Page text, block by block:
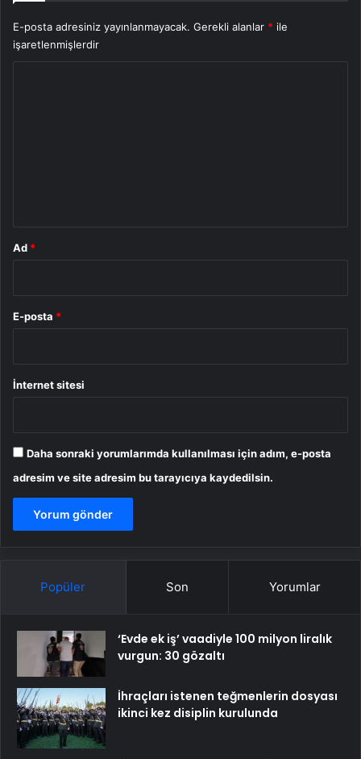
E-posta adresiniz yayınlanmayacak. Gerekli alanlar * ile
işaretlenmişlerdir
Ad *
E-posta *
İnternet sitesi
Daha sonraki yorumlarımda kullanılması için adım, e-posta
adresim ve site adresim bu tarayıcıya kaydedilsin.
Popüler Son Yorumlar
‘Evde ek iş’ vaadiyle 100 milyon liralık
vurgun: 30 gözaltı
İhraçları istenen teğmenlerin dosyası
ikinci kez disiplin kurulunda